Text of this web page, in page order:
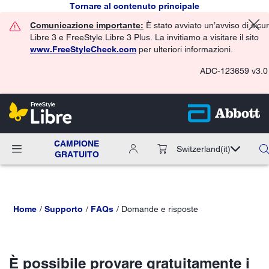
Tornare al contenuto principale
Comunicazione importante: È stato avviato un’avviso di
Libre 3 e FreeStyle Libre 3 Plus. La invitiamo a visitare il sito
www.FreeStyleCheck.com per ulteriori informazioni.
ADC-123659 v3.0
CAMPIONE
GRATUITO
Switzerland(it)
Home Supporto FAQs Domande e risposte
È possibile provare gratuitamente i